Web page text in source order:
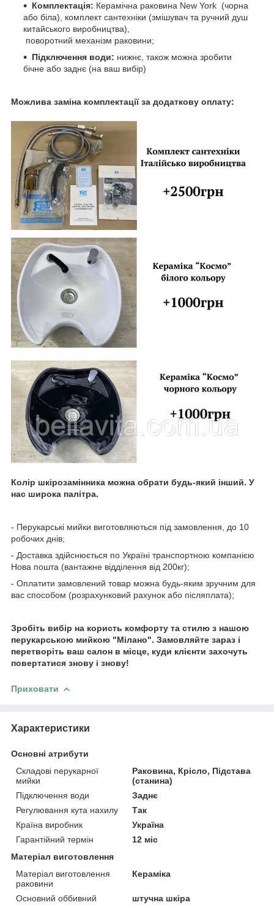
Комплектація: Керамічна раковина New York (чорна
або біла), комплект сантехніки (змішувач та ручний душ
китайського виробництва),
поворотний механізм раковини;
Підключення води: нижнє, також можна зробити
бічне або заднє (на ваш вибір)
Можлива заміна комплектації за додаткову оплату:
Колір шкірозамінника можна обрати будь-який інший. У
нас широка палітра.
- Перукарські мийки виготовляються під замовлення, до 10
робочих днів;
- Доставка здійснюється по Україні транспортною компанією
Нова пошта (вантажне відділення від 200кг);
- Оплатити замовлений товар можна будь-яким зручним для
вас способом (розрахунковий рахунок або післяплата);
Зробіть вибір на користь комфорту та стилю з нашою
перукарською мийкою "Мілано". Замовляйте зараз і
перетворіть ваш салон в місце, куди клієнти захочуть
повертатися знову і знову!
Приховати
Характеристики
Основні атрибути
Складові перукарної
мийки
Раковина, Крісло, Підстава
(станина)
Підключення води
Заднє
Регулювання кута нахилу
Так
Країна виробник
Україна
Гарантійний термін
12 міс
Матеріал виготовлення
Матеріал виготовлення
раковини
Кераміка
Основний оббивний
штучна шкіра